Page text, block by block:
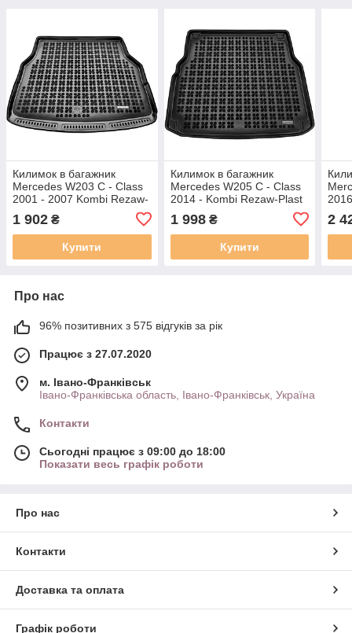
Килимок в багажник
Mercedes W203 C - Class
2001 - 2007 Kombi Rezaw-
1 902 ₴
Купити
Килимок в багажник
Mercedes W205 C - Class
2014 - Kombi Rezaw-Plast
1 998₴
Купити
2
Про нас
96% позитивних з 575 відгуків за рік
Працює з 27.07.2020
м. Івано-Франківськ
Івано-Франківська область, Івано-Франківськ, Україна
Контакти
Сьогодні працює з 09:00 до 18:00
Показати весь графік роботи
Про нас
Контакти
Доставка та оплата
Графік роботи